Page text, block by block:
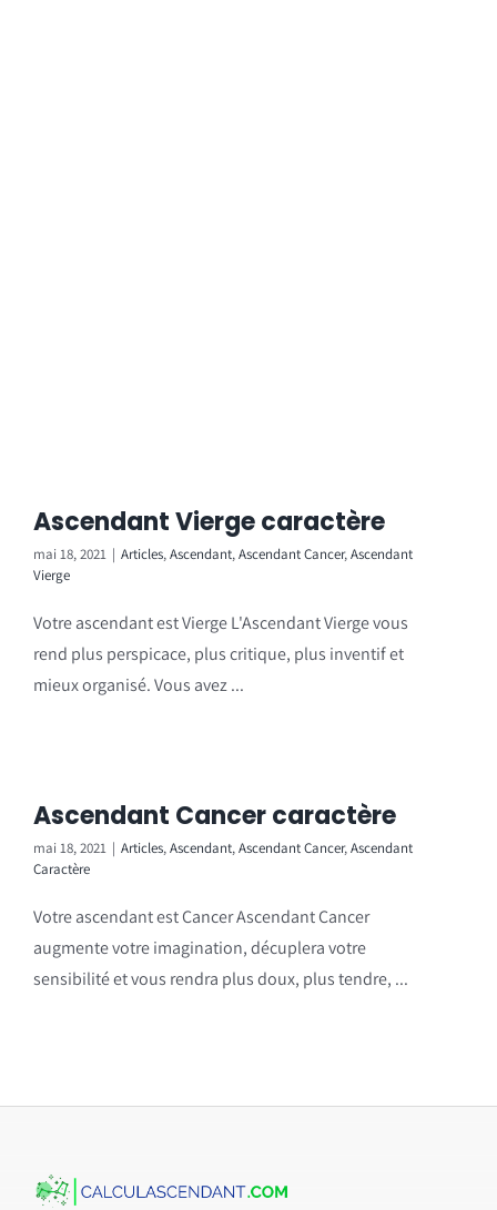
Ascendant Vierge caractère
mai 18, 2021 | Articles,Ascendant,Ascendant Cancer,Ascendant
Vierge
Votre ascendant est Vierge L'Ascendant Vierge vous
rend plus perspicace, plus critique, plus inventif et
mieux organisé. Vous avez ...
Ascendant Cancer caractère
mai 18, 2021 | Articles,Ascendant,Ascendant Cancer,Ascendant
Caractère
Votre ascendant est Cancer Ascendant Cancer
augmente votre imagination, décuplera votre
sensibilité et vous rendra plus doux, plus tendre, ...